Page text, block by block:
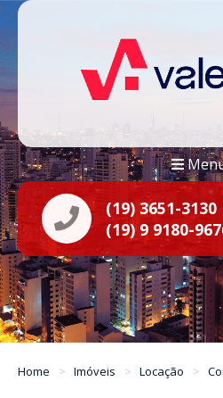
(19) 3651-3130
(19) 9 9180-
Home Imóveis Locação